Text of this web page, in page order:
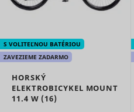
S VOLITEĽNOU BATÉRIOU
ZAVEZIEME ZADARMO
HORSKÝ
ELEKTROBICYKEL MOUNT
11.4 W (16)